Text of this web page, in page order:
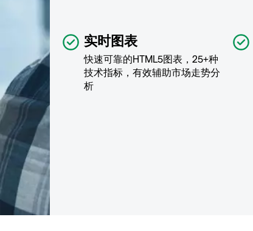
实时图表
快速可靠的HTML5图表，25+种
技术指标，有效辅助市场走势分
析